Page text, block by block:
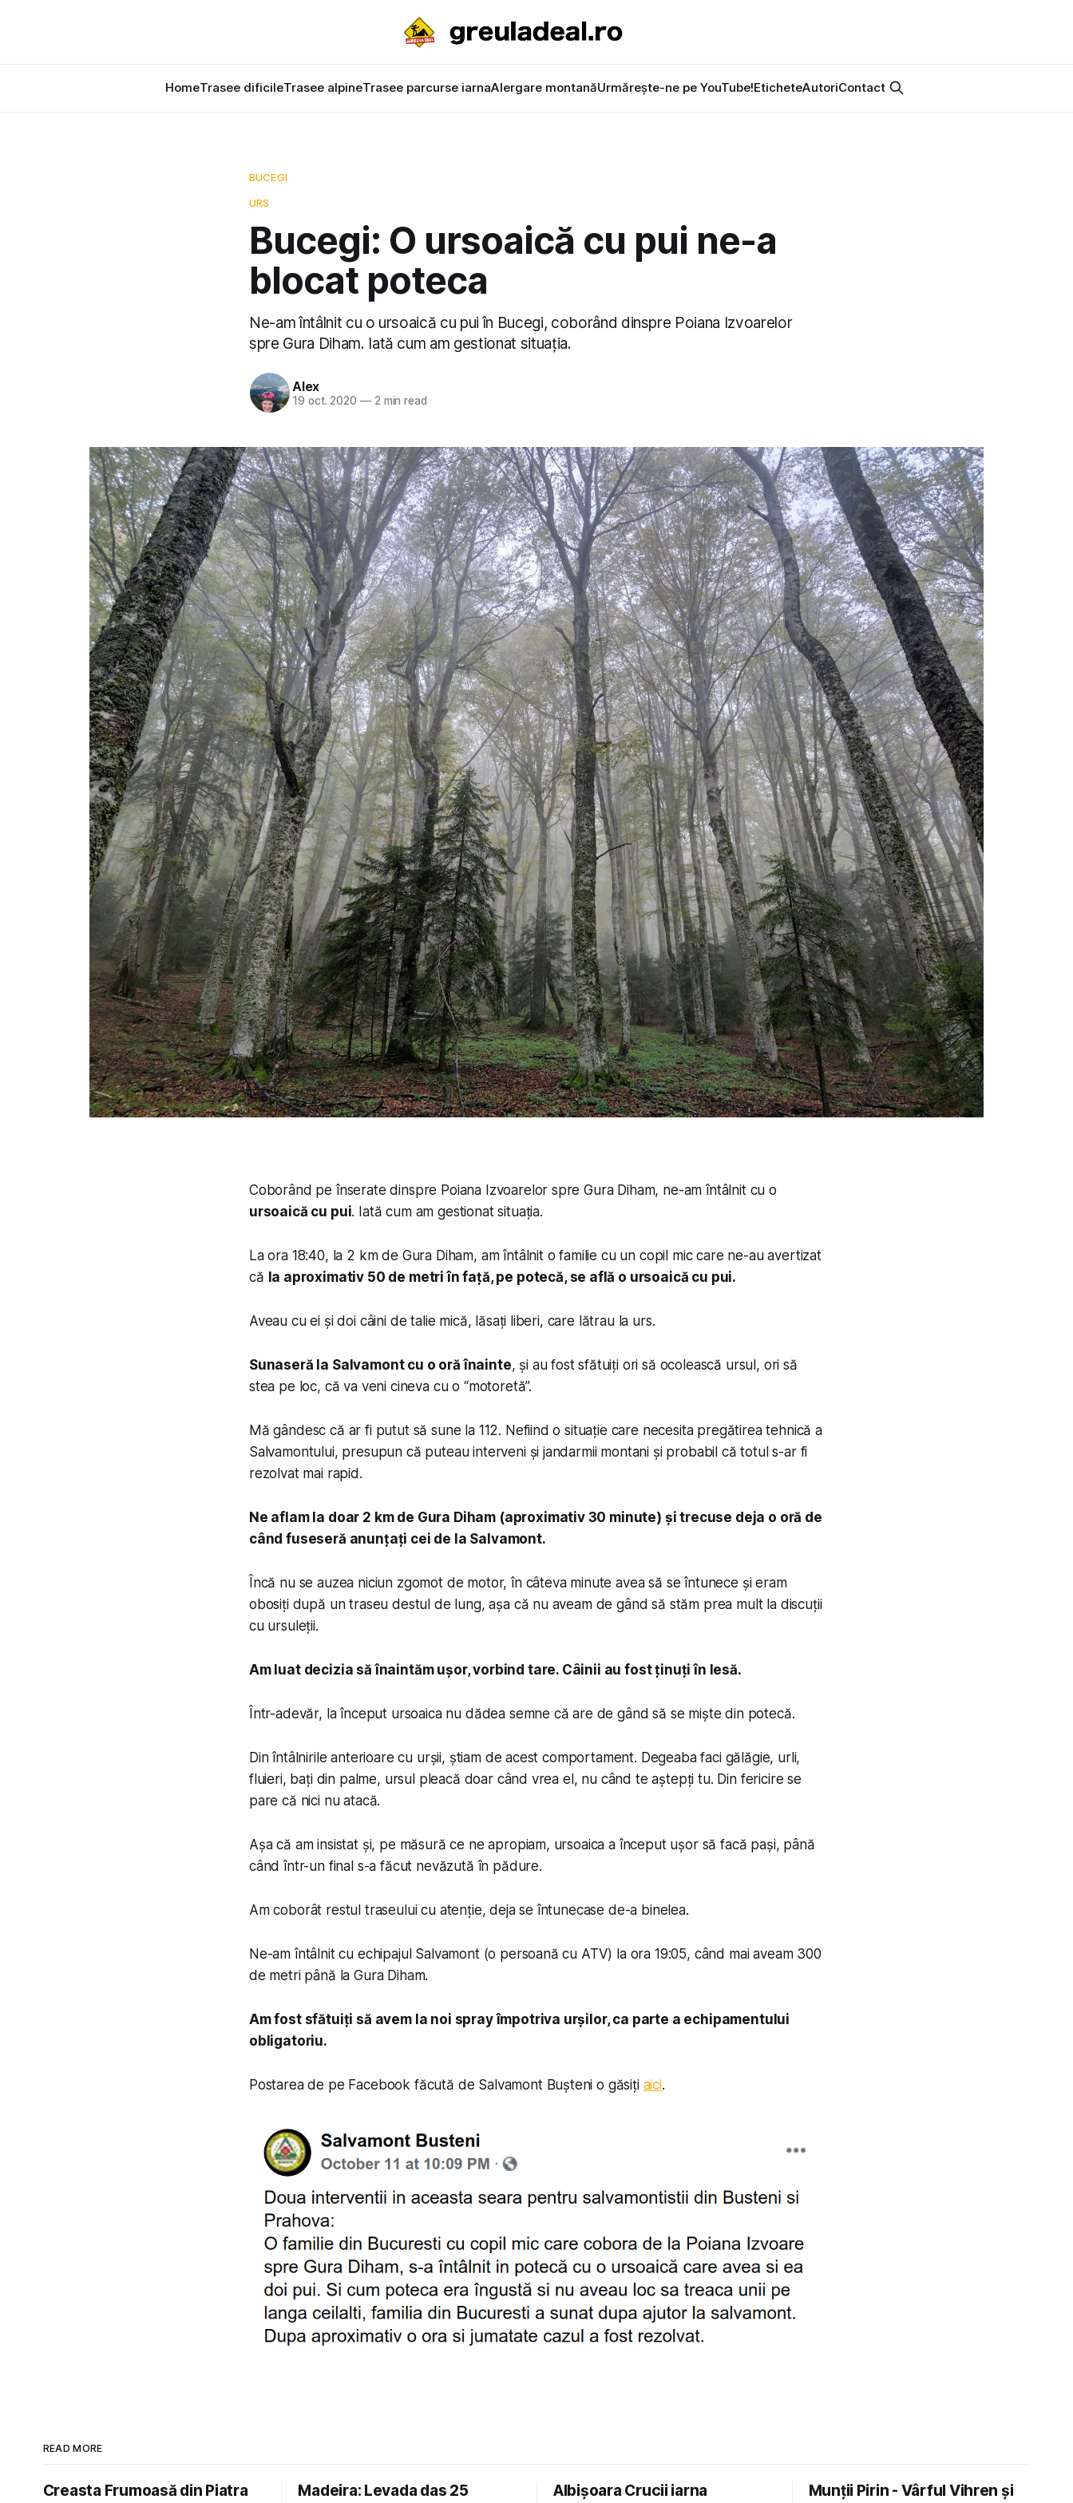
HomeTrasee dificileTrasee alpineTrasee parcurse iarnaAlergare montanăUrmărește-ne pe YouTube!EticheteAutoriContact
BUCEGI
URS
Bucegi: O ursoaică cu pui ne-a
blocat poteca
Ne-am întâlnit cu o ursoaică cu pui în Bucegi, coborând dinspre Poiana Izvoarelor
spre Gura Diham. Iată cum am gestionat situația.
Alex
19 oct. 2020 —2 min read
Coborând pe înserate dinspre Poiana Izvoarelor spre Gura Diham, ne-am întâlnit cu o
ursoaică cu pui. Iată cum am gestionat situația.
La ora 18:40, la 2 km de Gura Diham, am întâlnit o familie cu un copil mic care ne-au avertizat
că la aproximativ 50 de metri în față, pe potecă, se află o ursoaică cu pui.
Aveau cu ei și doi câini de talie mică, lăsați liberi, care lătrau la urs.
Sunaseră la Salvamont cu o oră înainte, și au fost sfătuiți ori să ocolească ursul, ori să
stea pe loc, că va veni cineva cu o “motoretă”.
Mă gândesc că ar fi putut să sune la 112. Nefiind o situație care necesita pregătirea tehnică a
Salvamontului, presupun că puteau interveni și jandarmii montani și probabil că totul s-ar fi
rezolvat mai rapid.
Ne aflam la doar 2 km de Gura Diham (aproximativ 30 minute) și trecuse deja o oră de
când fuseseră anunțați cei de la Salvamont.
Încă nu se auzea niciun zgomot de motor, în câteva minute avea să se întunece și eram
obosiți după un traseu destul de lung, așa că nu aveam de gând să stăm prea mult la discuții
cu ursuleții.
Am luat decizia să înaintăm ușor, vorbind tare. Câinii au fost ținuți în lesă.
Într-adevăr, la început ursoaica nu dădea semne că are de gând să se miște din potecă.
Din întâlnirile anterioare cu urșii, știam de acest comportament. Degeaba faci gălăgie, urli,
fluieri, bați din palme, ursul pleacă doar când vrea el, nu când te aștepți tu. Din fericire se
pare că nici nu atacă.
Așa că am insistat și, pe măsură ce ne apropiam, ursoaica a început ușor să facă pași, până
când într-un final s-a făcut nevăzută în pădure.
Am coborât restul traseului cu atenție, deja se întunecase de-a binelea.
Ne-am întâlnit cu echipajul Salvamont (o persoană cu ATV) la ora 19:05, când mai aveam 300
de metri până la Gura Diham.
Am fost sfătuiți să avem la noi spray împotriva urșilor, ca parte a echipamentului
obligatoriu.
Postarea de pe Facebook făcută de Salvamont Bușteni o găsiți aici.
READ MORE
Creasta Frumoasă din Piatra
Madeira: Levada das 25
Albișoara Crucii iarna
Munții Pirin - Vârful Vihren și